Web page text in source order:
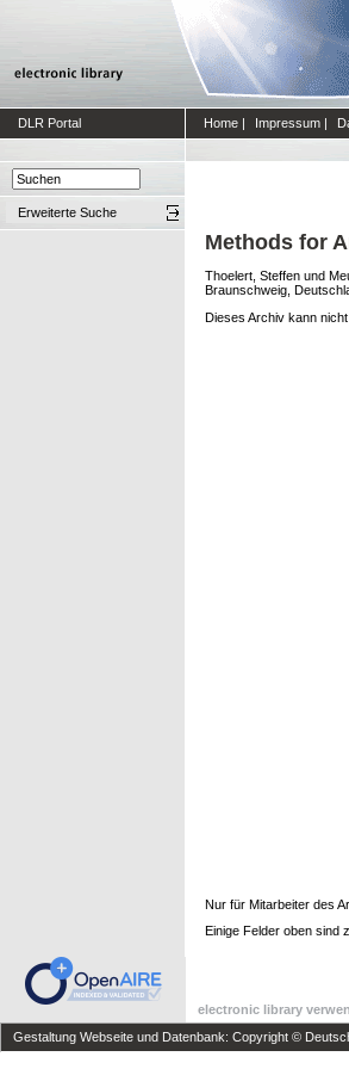
DLR Portal Home | Impressum |
Erweiterte Suche
Methods for
Thoelert, Steffen und
Braunschweig,
Dieses Archiv kann
Nur für Mitarbeiter des
Einige Felder oben sind
electronic library
Gestaltung Webseite und Datenbank: Copyright ©